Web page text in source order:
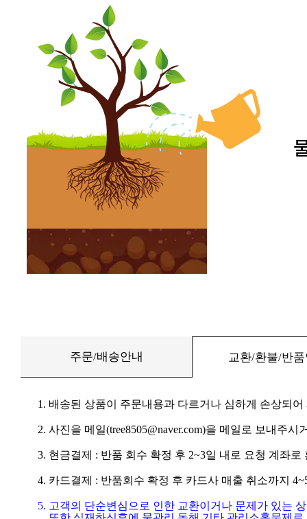
주문/배송안내 교환/환불/반
1. 배송된 상품이 주문내용과 다르거나 심하게 손상되
2. 사진을 메일(tree8505@naver.com)을 메일로 보내주시
3. 현금결제 : 반품 회수 확정 후 2~3일 내로 요청 계좌로
4. 카드결제 : 반품회수 확정 후 카드사 매출 취소까지
5. 고객의 단순변심으로 인한 교환이거나 문제가 있는